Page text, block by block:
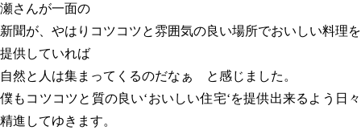
瀬さんが一面の
新聞が、やはりコツコツと雰囲気の良い場所でおいしい料理を
提供していれば
自然と人は集まってくるのだなぁ と感じました。
僕もコツコツと質の良い‘おいしい住宅‘を提供出来るよう日々
精進してゆきます。